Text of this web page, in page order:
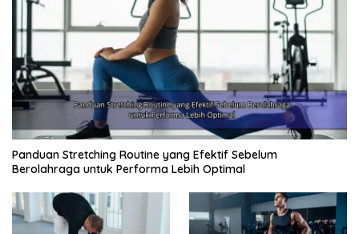
Panduan Stretching Routine yang Efektif Sebelum
Berolahraga untuk Performa Lebih Optimal